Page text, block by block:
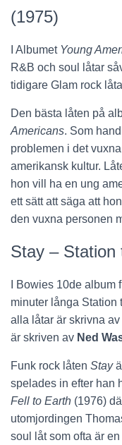
(1975)
I Albumet Young
R&B och soul låtar
tidigare Glam rock
Den bästa låten på
Americans. Som
problemen i det
amerikansk kultur.
hon vill ha en ung
ett sätt att säga att
den vuxna personen
Stay – Station
I Bowies 10de
minuter långa Station
alla låtar är skrivna
är skriven av Ned
Funk rock låten Stay
spelades in efter han
Fell to Earth (1976)
utomjordingen
soul låt som ofta är